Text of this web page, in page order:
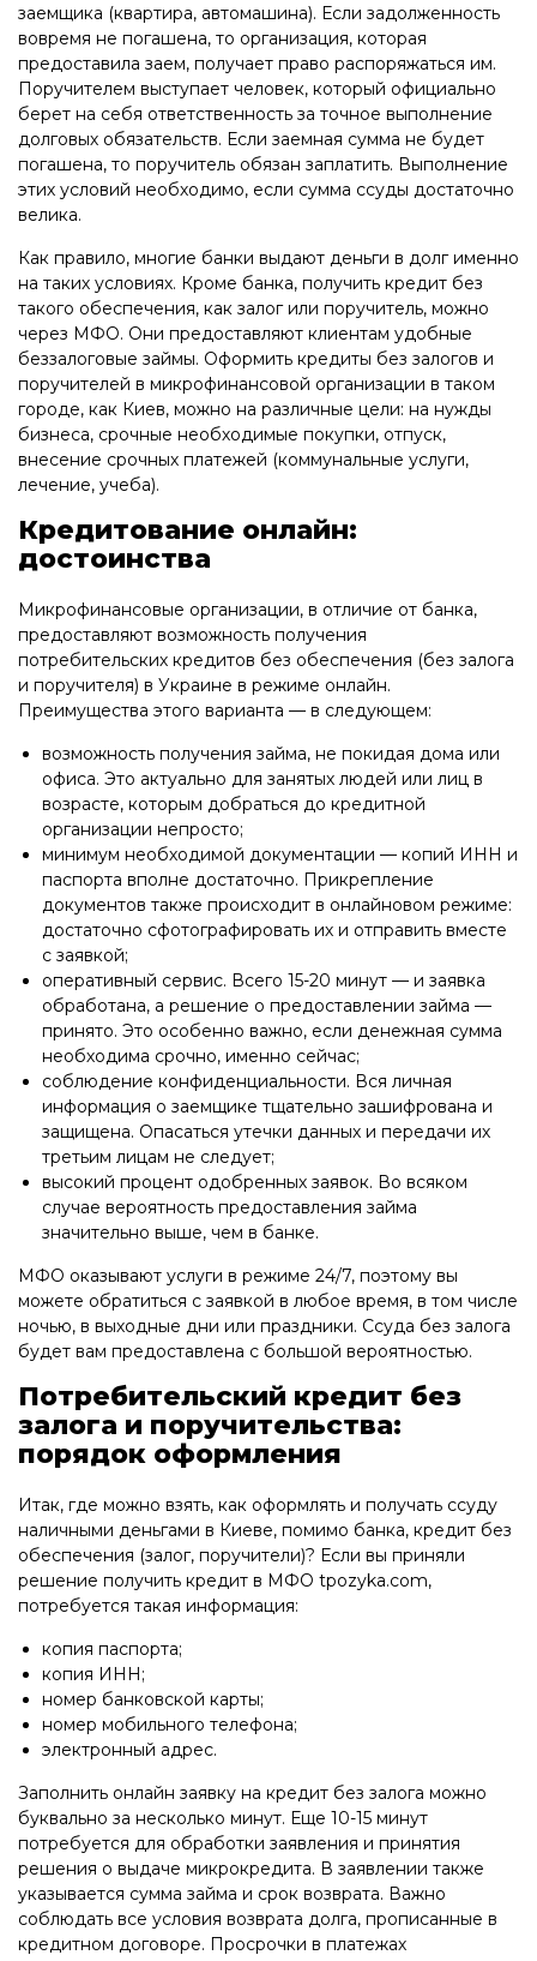
заемщика (квартира, автомашина). Если задолженность
вовремя не погашена, то организация, которая
предоставила заем, получает право распоряжаться им.
Поручителем выступает человек, который официально
берет на себя ответственность за точное выполнение
долговых обязательств. Если заемная сумма не будет
погашена, то поручитель обязан заплатить. Выполнение
этих условий необходимо, если сумма ссуды достаточно
велика.
Как правило, многие банки выдают деньги в долг именно
на таких условиях. Кроме банка, получить кредит без
такого обеспечения, как залог или поручитель, можно
через МФО. Они предоставляют клиентам удобные
беззалоговые займы. Оформить кредиты без залогов и
поручителей в микрофинансовой организации в таком
городе, как Киев, можно на различные цели: на нужды
бизнеса, срочные необходимые покупки, отпуск,
внесение срочных платежей (коммунальные услуги,
лечение, учеба).
Кредитование онлайн:
достоинства
Микрофинансовые организации, в отличие от банка,
предоставляют возможность получения
потребительских кредитов без обеспечения (без залога
и поручителя) в Украине в режиме онлайн.
Преимущества этого варианта — в следующем:
возможность получения займа, не покидая дома или
офиса. Это актуально для занятых людей или лиц в
возрасте, которым добраться до кредитной
организации непросто;
минимум необходимой документации — копий ИНН и
паспорта вполне достаточно. Прикрепление
документов также происходит в онлайновом режиме:
достаточно сфотографировать их и отправить вместе
с заявкой;
оперативный сервис. Всего 15-20 минут — и заявка
обработана, а решение о предоставлении займа —
принято. Это особенно важно, если денежная сумма
необходима срочно, именно сейчас;
соблюдение конфиденциальности. Вся личная
информация о заемщике тщательно зашифрована и
защищена. Опасаться утечки данных и передачи их
третьим лицам не следует;
высокий процент одобренных заявок. Во всяком
случае вероятность предоставления займа
значительно выше, чем в банке.
МФО оказывают услуги в режиме 24/7, поэтому вы
можете обратиться с заявкой в любое время, в том числе
ночью, в выходные дни или праздники. Ссуда без залога
будет вам предоставлена с большой вероятностью.
Потребительский кредит без
залога и поручительства:
порядок оформления
Итак, где можно взять, как оформлять и получать ссуду
наличными деньгами в Киеве, помимо банка, кредит без
обеспечения (залог, поручители)? Если вы приняли
решение получить кредит в МФО tpozyka.com,
потребуется такая информация:
копия паспорта;
копия ИНН;
номер банковской карты;
номер мобильного телефона;
электронный адрес.
Заполнить онлайн заявку на кредит без залога можно
буквально за несколько минут. Еще 10-15 минут
потребуется для обработки заявления и принятия
решения о выдаче микрокредита. В заявлении также
указывается сумма займа и срок возврата. Важно
соблюдать все условия возврата долга, прописанные в
кредитном договоре. Просрочки в платежах